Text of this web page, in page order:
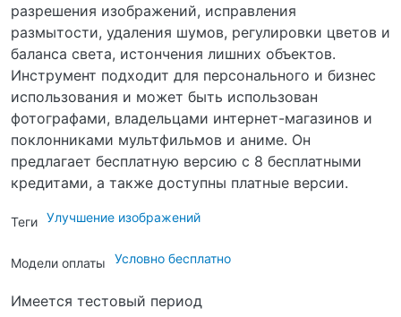
разрешения изображений, исправления
размытости, удаления шумов, регулировки цветов и
баланса света, истончения лишних объектов.
Инструмент подходит для персонального и бизнес
использования и может быть использован
фотографами, владельцами интернет-магазинов и
поклонниками мультфильмов и аниме. Он
предлагает бесплатную версию с 8 бесплатными
кредитами, а также доступны платные версии.
Теги Улучшение изображений
Модели оплаты Условно бесплатно
Имеется тестовый период